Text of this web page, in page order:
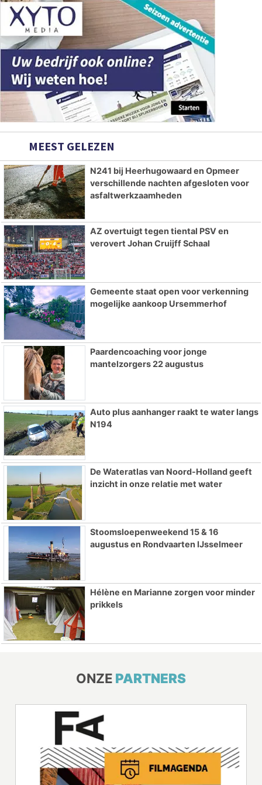
MEEST GELEZEN
N241 bij Heerhugowaard en Opmeer
verschillende nachten afgesloten voor
asfaltwerkzaamheden
AZ overtuigt tegen tiental PSV en
verovert Johan Cruijff Schaal
Gemeente staat open voor verkenning
mogelijke aankoop Ursemmerhof
Paardencoaching voor jonge
mantelzorgers 22 augustus
Auto plus aanhanger raakt te water langs
N194
De Wateratlas van Noord-Holland geeft
inzicht in onze relatie met water
Stoomsloepenweekend 15 & 16
augustus en Rondvaarten IJsselmeer
Hélène en Marianne zorgen voor minder
prikkels
ONZE PARTNERS